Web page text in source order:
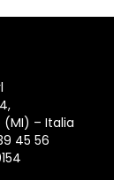
– Italia
45 56